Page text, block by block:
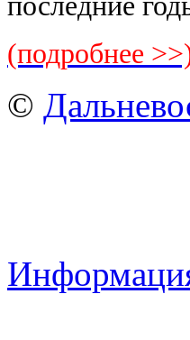
(подробнее
©